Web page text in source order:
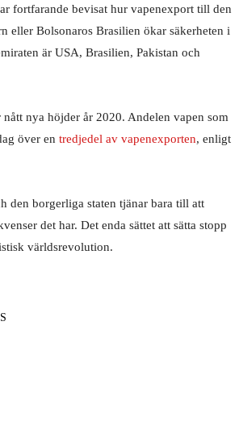
fortfarande bevisat hur vapenexport till den
eller Bolsonaros Brasilien ökar säkerheten i
är USA, Brasilien, Pakistan och
nya höjder år 2020. Andelen vapen som
över en tredjedel av vapenexporten, enligt
den borgerliga staten tjänar bara till att
det har. Det enda sättet att sätta stopp
världsrevolution.